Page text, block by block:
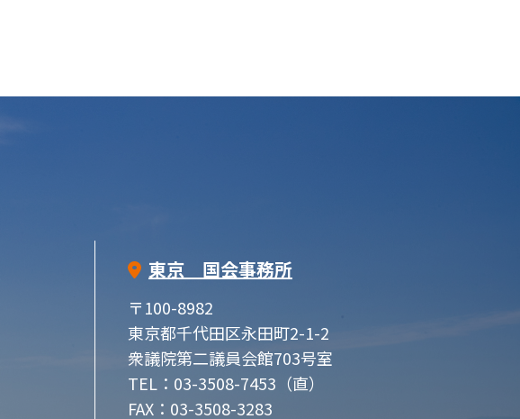
東京 国会事務所
〒100-8982
東京都千代田区永田町2-1-2
衆議院第二議員会館703号室
TEL：03-3508-7453（直）
FAX：03-3508-3283